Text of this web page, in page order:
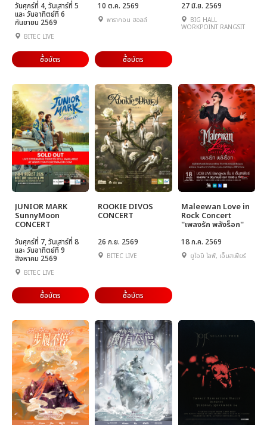
วันศุกร์ที่ 4, วันเสาร์ที่ 5
และ วันอาทิตย์ที่ 6
กันยายน 2569
BITEC LIVE
ซื้อบัตร
10 ต.ค. 2569
พารากอน ฮอลล์
ซื้อบัตร
27 มิ.ย. 2569
BIG HALL
WORKPOINT RANGSIT
JUNIOR MARK
SunnyMoon
CONCERT
วันศุกร์ที่ 7, วันเสาร์ที่ 8
และ วันอาทิตย์ที่ 9
สิงหาคม 2569
BITEC LIVE
ซื้อบัตร
ROOKIE DIVOS
CONCERT
26 ก.ย. 2569
BITEC LIVE
ซื้อบัตร
Maleewan Love in
Rock Concert
''เพลงรัก พลังร็อก''
18 ก.ค. 2569
ยูโอบี ไลฟ์, เอ็มสเฟียร์